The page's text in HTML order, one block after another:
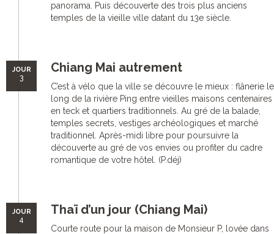
panorama. Puis découverte des trois plus anciens
temples de la vieille ville datant du 13e siècle.
JOUR
3
Chiang Mai autrement
C’est à vélo que la ville se découvre le mieux : flânerie le
long de la rivière Ping entre vieilles maisons centenaires
en teck et quartiers traditionnels. Au gré de la balade,
temples secrets, vestiges archéologiques et marché
traditionnel. Après-midi libre pour poursuivre la
découverte au gré de vos envies ou profiter du cadre
romantique de votre hôtel. (P.déj)
JOUR
4
Thaï d’un jour (Chiang Mai)
Courte route pour la maison de Monsieur P, lovée dans